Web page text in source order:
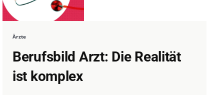
Ärzte
Berufsbild Arzt: Die Realität
ist komplex